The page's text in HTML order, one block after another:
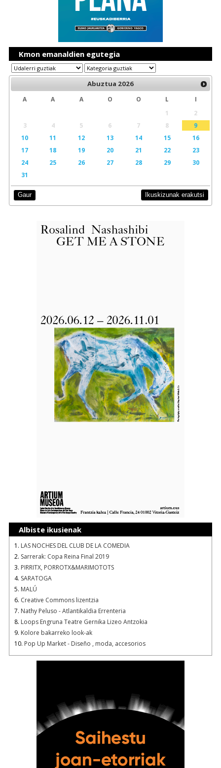
Kmon emanaldien egutegia
Abuztua 2026
A A A O O L
I
1
2
3
4 5 6 7 8
9
10
11 12 13 14 15
16
17
18 19 20 21 22
23
24
25 26 27 28 29
30
31
Gaur Ikuskizunak erakutsi
Albiste ikusienak
1. LAS NOCHES DEL CLUB DE LA COMEDIA
2. Sarrerak: Copa Reina Final 2019
3. PIRRITX, PORROTX&MARIMOTOTS
4. SARATOGA
5. MALÚ
6. Creative Commons lizentzia
7. Nathy Peluso - Atlantikaldia Errenteria
8. Loops Engruna Teatre Gernika Lizeo Antzokia
9. Kolore bakarreko look-ak
10. Pop Up Market - Diseño , moda, accesorios